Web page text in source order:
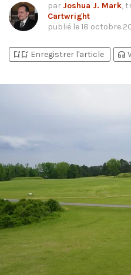
par Joshua J. Mark,
Cartwright
publié le18 octobre
bookmark_addbookmark_added Enregistrer l'article headphones